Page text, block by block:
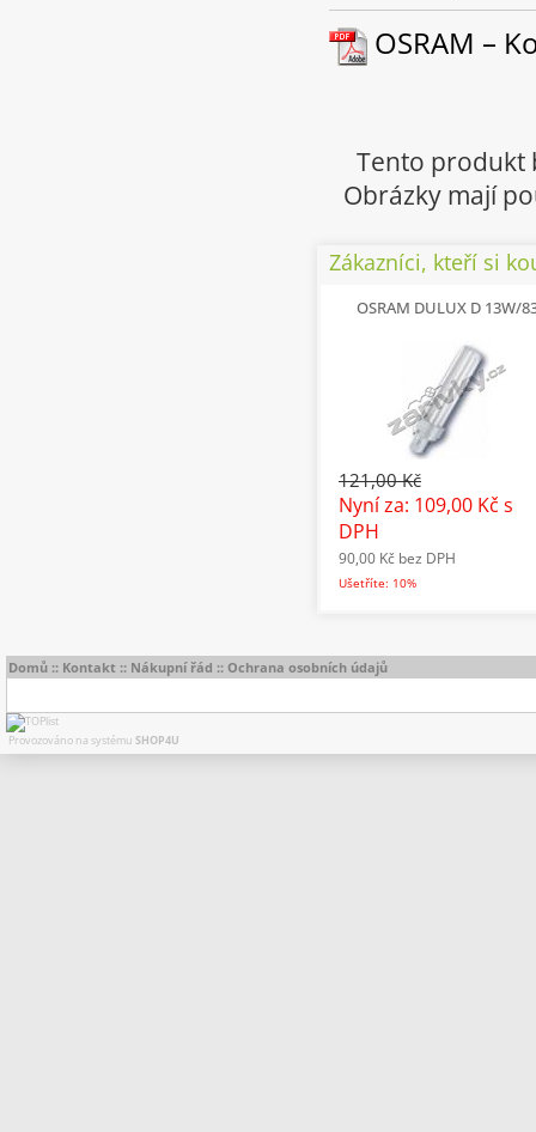
OSRAM –
Tento produkt
Obrázky mají
Zákazníci, kteří si
OSRAM DULUX D 13W/
121,00 Kč
Nyní za: 109,00 Kč s
DPH
90,00 Kč bez DPH
Ušetříte: 10%
Domů :: Kontakt :: Nákupní řád :: Ochrana osobních údajů
Provozováno na systému SHOP4U